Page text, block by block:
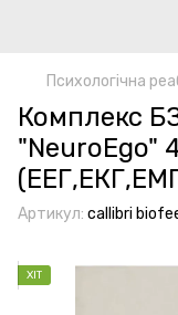
Психологічна
Комплекс
"NeuroEgo"
Артикул: callibri
ХІТ